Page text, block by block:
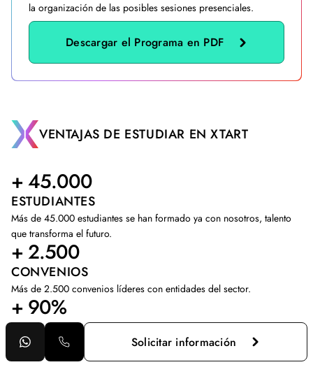
la organización de las posibles sesiones presenciales.
Descargar el Programa en PDF
VENTAJAS DE ESTUDIAR EN XTART
+ 45.000
ESTUDIANTES
Más de 45.000 estudiantes se han formado ya con nosotros, talento
que transforma el futuro.
+ 2.500
CONVENIOS
Más de 2.500 convenios líderes con entidades del sector.
+ 90%
EMPLEABILIDAD
Bolsa de empleo propia con más del 90% de inserción laboral.
Solicitar información